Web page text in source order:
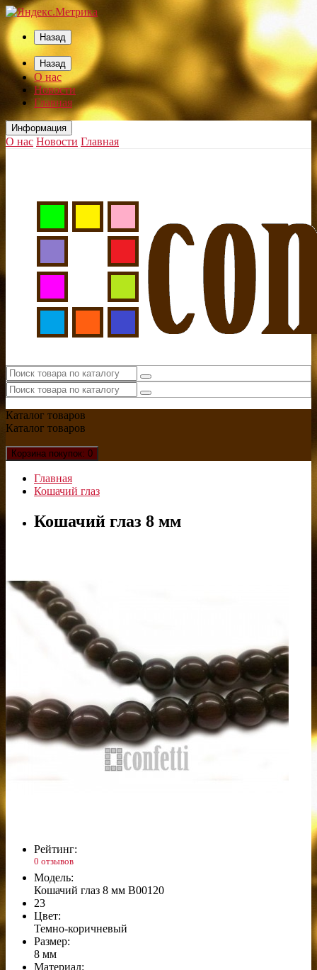
Назад
Назад
О нас
Новости
Главная
Информация
О нас Новости Главная
Каталог товаров
Каталог товаров
Корзина покупок: 0
Главная
Кошачий глаз
Кошачий глаз 8 мм
Рейтинг:
0 отзывов
Модель:
Кошачий глаз 8 мм B00120
23
Цвет:
Темно-коричневый
Размер:
8 мм
Материал: